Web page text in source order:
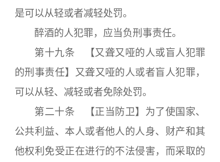
是可以从轻或者减轻处罚。
醉酒的人犯罪，应当负刑事责任。
第十九条 【又聋又哑的人或盲人犯罪
的刑事责任】又聋又哑的人或者盲人犯罪，
可以从轻、减轻或者免除处罚。
第二十条 【正当防卫】为了使国家、
公共利益、本人或者他人的人身、财产和其
他权利免受正在进行的不法侵害，而采取的